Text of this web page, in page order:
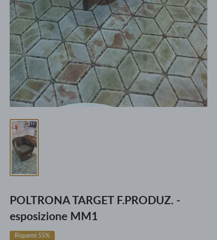
POLTRONA TARGET F.PRODUZ. -
esposizione MM1
Risparmi 55%